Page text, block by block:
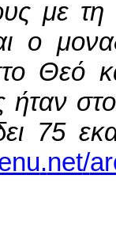
με
ο
Θεό
ήταν
75
.net/